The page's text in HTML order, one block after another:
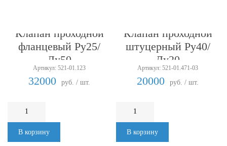
Клапан проходной
фланцевый Ру25/
Ду50
Артикул: 521-01.123
32000 руб. / шт.
В корзину
Клапан проходной
штуцерный Ру40/
Ду20
Артикул: 521-01.471-03
20000 руб. / шт.
В корзину